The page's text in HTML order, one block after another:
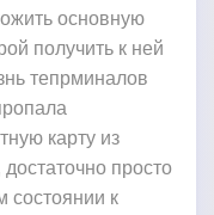
основную
получить к ней
тепрминалов
карту из
просто
состоянии к